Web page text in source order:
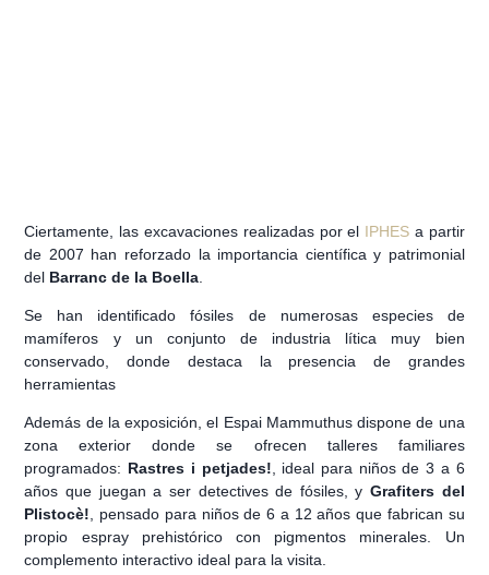
Ciertamente, las excavaciones realizadas por el IPHES a partir
de 2007 han reforzado la importancia científica y patrimonial
del Barranc de la Boella
Se han identificado fósiles de numerosas especies de
mamíferos y un conjunto de industria lítica muy bien
conservado, donde destaca la presencia de grandes
herramientas
Además de la exposición, el Espai Mammuthus dispone de una
zona exterior donde se ofrecen talleres familiares
programados: Rastres i petjades!, ideal para niños de 3 a 6
años que juegan a ser detectives de fósiles, y Grafiters del
Plistocè!, pensado para niños de 6 a 12 años que fabrican su
propio espray prehistórico con pigmentos minerales. Un
complemento interactivo ideal para la visita.